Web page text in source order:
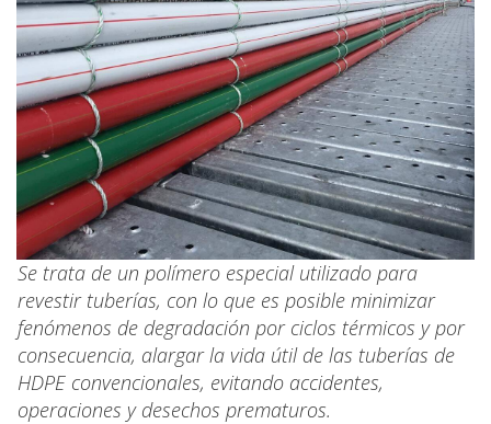
Se trata de un polímero especial utilizado para
revestir tuberías, con lo que es posible minimizar
fenómenos de degradación por ciclos térmicos y por
consecuencia, alargar la vida útil de las tuberías de
HDPE convencionales, evitando accidentes,
operaciones y desechos prematuros.